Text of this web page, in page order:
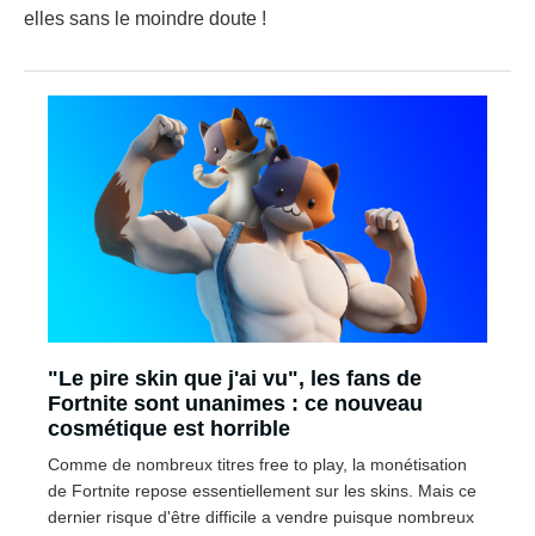
elles sans le moindre doute !
"Le pire skin que j'ai vu", les fans de
Fortnite sont unanimes : ce nouveau
cosmétique est horrible
Comme de nombreux titres free to play, la monétisation
de Fortnite repose essentiellement sur les skins. Mais ce
dernier risque d'être difficile a vendre puisque nombreux